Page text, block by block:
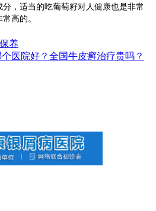
，适当的吃葡萄籽对人健康也是非常
高的。
养
医院好？全国牛皮癣治疗贵吗？